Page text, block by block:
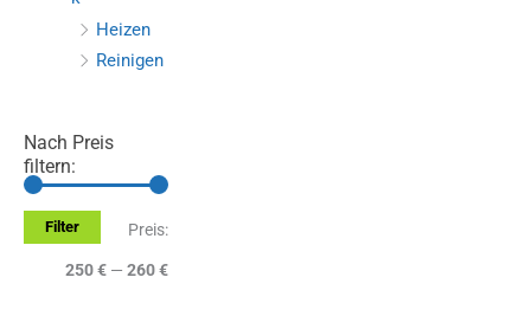
Heizen
Reinigen
Nach Preis
filtern:
M
i
M
a
Filter
Preis:
250 € —260 €